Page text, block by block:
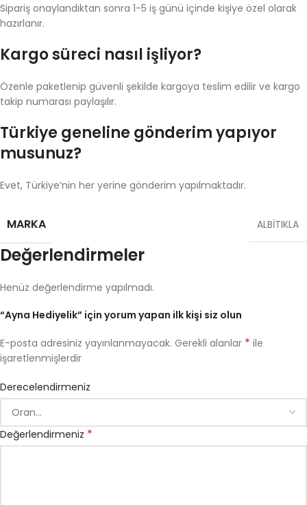
Sipariş onaylandıktan sonra 1-5 iş günü içinde kişiye özel olarak
hazırlanır.
Kargo süreci nasıl işliyor?
Özenle paketlenip güvenli şekilde kargoya teslim edilir ve kargo
takip numarası paylaşılır.
Türkiye geneline gönderim yapıyor
musunuz?
Evet, Türkiye’nin her yerine gönderim yapılmaktadır.
MARKA ALBİTIKLA
Değerlendirmeler
Henüz değerlendirme yapılmadı.
“Ayna Hediyelik” için yorum yapan ilk kişi siz olun
E-posta adresiniz yayınlanmayacak. Gerekli alanlar * ile
işaretlenmişlerdir
Derecelendirmeniz
Değerlendirmeniz *